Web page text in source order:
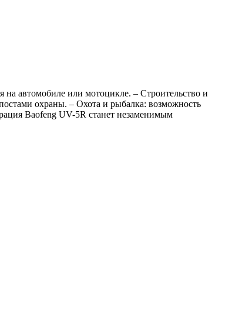
автомобиле или мотоцикле. – Строительство и
охраны. – Охота и рыбалка: возможность
Baofeng UV-5R станет незаменимым